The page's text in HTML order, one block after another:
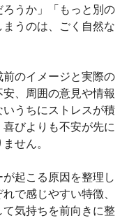
ろうか」「もっと別の
うのは、ごく自然な
のイメージと実際の
、周囲の意見や情報
うちにストレスが積
びよりも不安が先に
せん。
起こる原因を整理し
で感じやすい特徴、
気持ちを前向きに整